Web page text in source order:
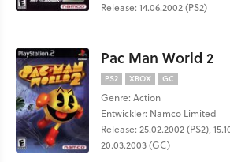
Release: 14.06.2002 (PS2)
Pac Man World 2
PS2 XBOX GC
Genre: Action
Entwickler: Namco Limited
Release: 25.02.2002 (PS2),
20.03.2003 (GC)